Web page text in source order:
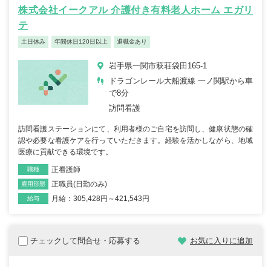
株式会社イークアル 介護付き有料老人ホーム エガリ
テ
土日休み 年間休日120日以上 退職金あり
岩手県一関市萩荘袋田165-1
ドラゴンレール大船渡線 一ノ関駅から車
で8分
訪問看護
訪問看護ステーションにて、利用者様のご自宅を訪問し、健康状態の確
認や必要な看護ケアを行っていただきます。経験を活かしながら、地域
医療に貢献できる環境です。
職種 正看護師
雇用形態 正職員(日勤のみ)
給与 月給：305,428円～421,543円
チェックして問合せ・応募する お気に入りに追加